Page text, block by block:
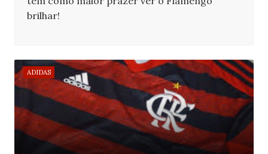
brilhar!
ADIDAS